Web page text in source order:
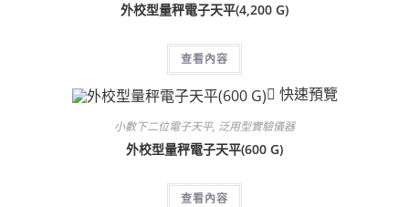
外校型量秤電子天平(4,200 G)
查看內容
快速預覽
小數下二位電子天平, 泛用型實驗儀器
外校型量秤電子天平(600 G)
查看內容